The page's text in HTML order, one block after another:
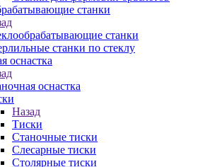
станки
станки
станки по стеклу
оснастка
оснастка
Назад
Тиски
Станочные тиски
Слесарные тиски
Столярные тиски